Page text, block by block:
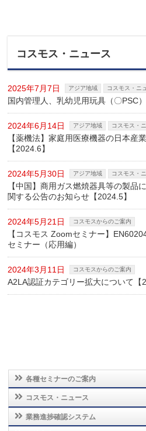
コスモス・ニュース
2025年7月7日 アジア地域 コスモス・ニ
国内管理人、乳幼児用玩具（〇PSC
2024年6月14日 アジア地域 コスモス・
【薬機法】家庭用医療機器の日本産
【2024.6】
2024年5月30日 アジア地域 コスモス・
【中国】商用ガス燃焼器具等の製品
関する公告のお知らせ【2024.5】
2024年5月21日 コスモスからのご案内
【コスモス Zoomセミナー】
セミナー（応用編）
2024年3月11日 コスモスからのご案内
A2LA認証カテゴリー拡大について【
各種セミナーのご案内
コスモス・ニュース
業務進捗確認システム